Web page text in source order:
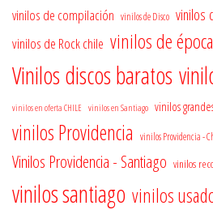
vinilos de compilación vinilos de Disco vinilos
vinilos de Rock chile vinilos de época
Vinilos discos baratos
vinilos en oferta CHILE vinilos en Santiago vinilos
vinilos Providencia vinilos Providencia -
Vinilos Providencia - Santiago vinilos
vinilos santiago vinilos